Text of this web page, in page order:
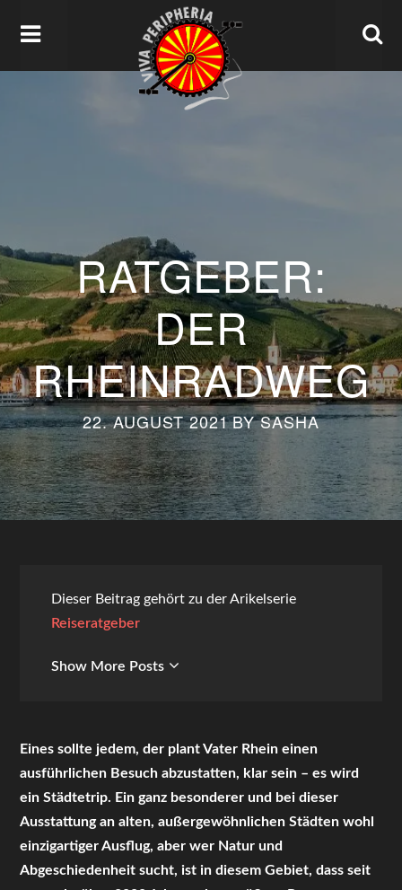
RATGEBER:
DER
RHEINRADWEG
22. AUGUST 2021BYSASHA
Dieser Beitrag gehört zu der Arikelserie
Reiseratgeber
Show More Posts
Eines sollte jedem, der plant Vater Rhein einen
ausführlichen Besuch abzustatten, klar sein – es wird
ein Städtetrip. Ein ganz besonderer und bei dieser
Ausstattung an alten, außergewöhnlichen Städten wohl
einzigartiger Ausflug, aber wer Natur und
Abgeschiedenheit sucht, ist in diesem Gebiet, dass seit